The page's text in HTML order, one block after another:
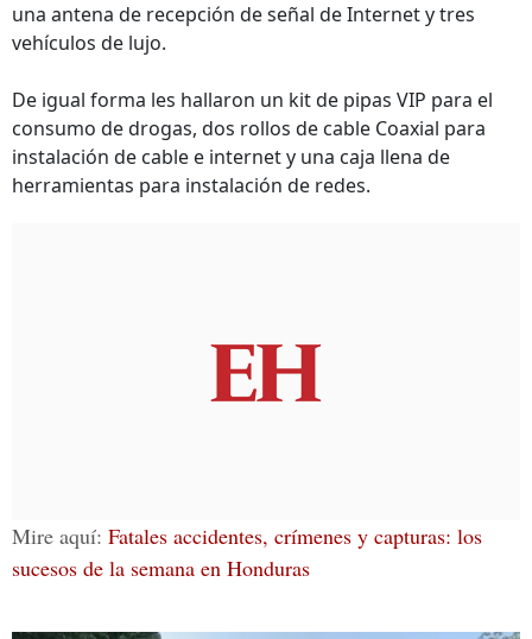
una antena de recepción de señal de Internet y tres
vehículos de lujo.
De igual forma les hallaron un kit de pipas VIP para el
consumo de drogas, dos rollos de cable Coaxial para
instalación de cable e internet y una caja llena de
herramientas para instalación de redes.
Mire aquí: Fatales accidentes, crímenes y capturas: los
sucesos de la semana en Honduras